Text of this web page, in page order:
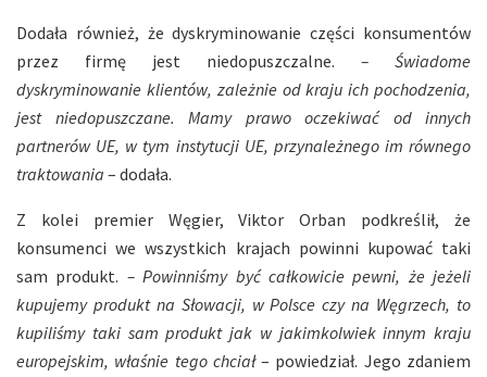
Dodała również, że dyskryminowanie części konsumentów
przez firmę jest niedopuszczalne. – Świadome
dyskryminowanie klientów, zależnie od kraju ich pochodzenia,
jest niedopuszczane. Mamy prawo oczekiwać od innych
partnerów UE, w tym instytucji UE, przynależnego im równego
traktowania – dodała.
Z kolei premier Węgier, Viktor Orban podkreślił, że
konsumenci we wszystkich krajach powinni kupować taki
sam produkt. – Powinniśmy być całkowicie pewni, że jeżeli
kupujemy produkt na Słowacji, w Polsce czy na Węgrzech, to
kupiliśmy taki sam produkt jak w jakimkolwiek innym kraju
europejskim, właśnie tego chciał– powiedział. Jego zdaniem